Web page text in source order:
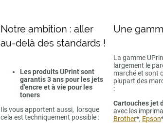
Notre ambition : aller
au-delà des standards !
Les produits UPrint sont
garantis 3 ans pour les jets
d'encre et à vie pour les
toners
Ils vous apportent aussi, lorsque
cela est techniquement possible :
Une
La gamme
largement le
marché et sont
plupart des
:
Cartouches jet
avec les
Brother*, Epson